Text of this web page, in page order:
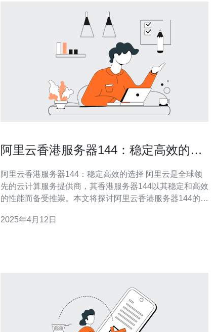
阿里云香港服务器144：稳定高效的选
阿里云香港服务器144：稳定高效的选择 阿里云是全球领
先的云计算服务提供商，其香港服务器144以其稳定和高效
的性能而备受推崇。本文将探讨阿里云香港服务器144的特
和技术，具有以下特点： 高性能：服务器采用最新的处理
2025年4月12日